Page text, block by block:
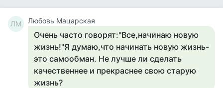
ЛМ Любовь Мацарская
Очень часто говорят:"Все,начинаю новую
жизнь!"Я думаю,что начинать новую жизнь-
это самообман. Не лучше ли сделать
качественнее и прекраснее свою старую
жизнь?